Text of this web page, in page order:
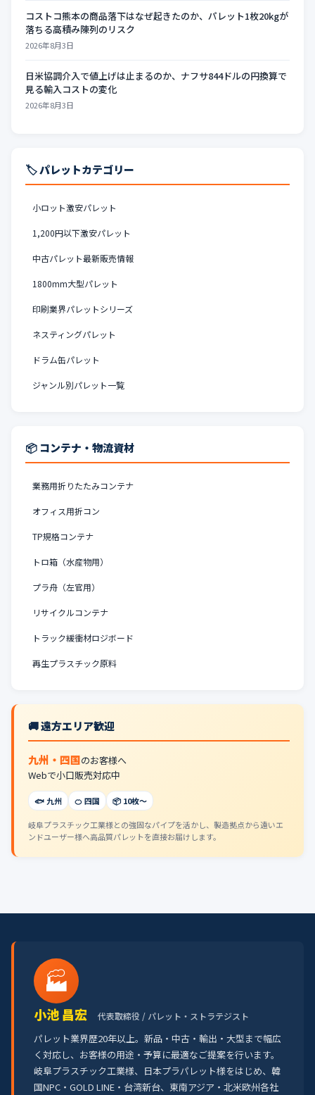
コストコ熊本の商品落下はなぜ起きたのか、パレット1枚20kgが
落ちる高積み陳列のリスク
2026年8月3日
日米協調介入で値上げは止まるのか、ナフサ844ドルの円換算で
見る輸入コストの変化
2026年8月3日
🏷️ パレットカテゴリー
小ロット激安パレット
1,200円以下激安パレット
中古パレット最新販売情報
1800mm大型パレット
印刷業界パレットシリーズ
ネスティングパレット
ドラム缶パレット
ジャンル別パレット一覧
📦 コンテナ・物流資材
業務用折りたたみコンテナ
オフィス用折コン
TP規格コンテナ
トロ箱（水産物用）
プラ舟（左官用）
リサイクルコンテナ
トラック緩衝材ロジボード
再生プラスチック原料
🚚 遠方エリア歓迎
九州・四国のお客様へ
Webで小口販売対応中
🐟 九州 🍊 四国 📦 10枚〜
岐阜プラスチック工業様との強固なパイプを活かし、製造拠点から遠いエ
ンドユーザー様へ高品質パレットを直接お届けします。
🏭
小池 昌宏 代表取締役 / パレット・ストラテジスト
パレット業界歴20年以上。新品・中古・輸出・大型まで幅広
く対応し、お客様の用途・予算に最適なご提案を行います。
岐阜プラスチック工業様、日本プラパレット様をはじめ、韓
国NPC・GOLD LINE・台湾新台、東南アジア・北米欧州各社